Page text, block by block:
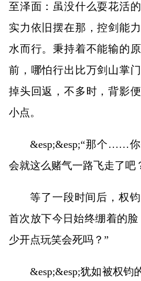
至泽面：虽没什么耍花活
实力依旧摆在那，控剑能
水而行。秉持着不能输的
前，哪怕行出比万剑山掌
掉头回返，不多时，背影
小点。
&esp;&esp;“那个……
会就这么赌气一路飞走了吧
等了一段时间后，权
首次放下今日始终绷着的
少开点玩笑会死吗？”
&esp;&esp;犹如被权钧